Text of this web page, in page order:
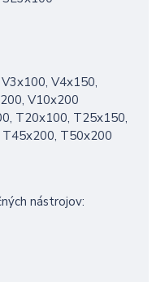
V4x150,
V10x200
T20x100, T25x150,
T50x200
nástrojov: